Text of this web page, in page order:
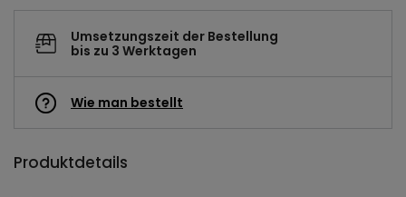
Umsetzungszeit der Bestellung
bis zu 3 Werktagen
Wie man bestellt
Produktdetails